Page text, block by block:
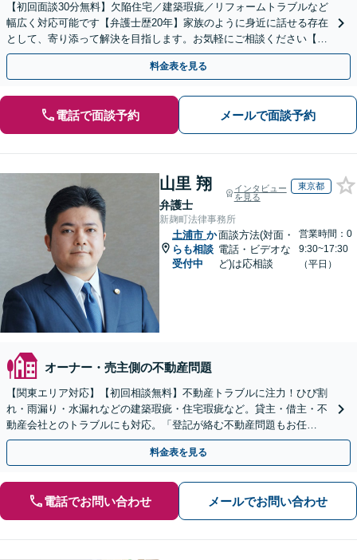
【初回面談30分無料】欠陥住宅／建築瑕疵／リフォームトラブルなど
幅広く対応可能です【弁護士歴20年】家族のように身近に話せる存在
として、寄り添って解決を目指します。お気軽にご相談ください【池
袋駅5分】
料金表を見る
電話で面談予約 メールで面談予約
山里 翔
弁護士
インタビュー
を見る
東京都
新麹町法律事務所
土浦市 か
らも相談
受付中
面談方法(対面・
電話・ビデオな
ど)は応相談
営業時間：0
9:30~17:30
（平日）
オーナー・売主側の不動産問題
【関東エリア対応】【初回相談無料】不動産トラブルに注力！ひび割
れ・雨漏り・水漏れなどの建築瑕疵・住宅瑕疵など。貸主・借主・不
動産会社とのトラブルにも対応。「登記が絡む不動産問題もお任
せ！」立ち退き／明け渡し請求もサポート
料金表を見る
電話でお問い合わせ メールでお問い合わせ